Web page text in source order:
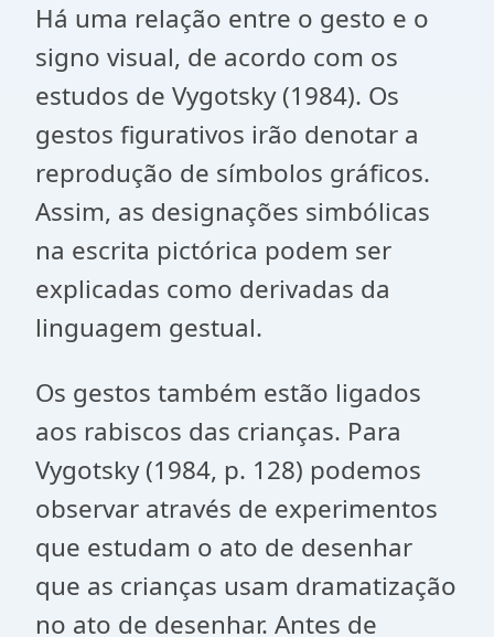
Há uma relação entre o gesto e o
signo visual, de acordo com os
estudos de Vygotsky (1984). Os
gestos figurativos irão denotar a
reprodução de símbolos gráficos.
Assim, as designações simbólicas
na escrita pictórica podem ser
explicadas como derivadas da
linguagem gestual.
Os gestos também estão ligados
aos rabiscos das crianças. Para
Vygotsky (1984, p. 128) podemos
observar através de experimentos
que estudam o ato de desenhar
que as crianças usam dramatização
no ato de desenhar. Antes de